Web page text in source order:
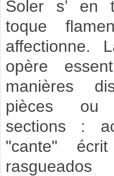
Soler s’ en
toque
affectionne.
opère
manières
pièces ou
sections :
"cante"